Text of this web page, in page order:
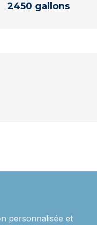
2450 gallons
personnalisée et